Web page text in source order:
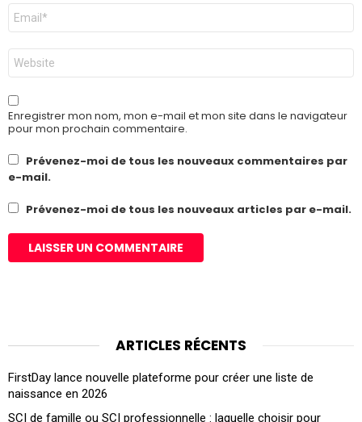
E-
mail
*
Site
web
Enregistrer mon nom, mon e-mail et mon site dans le navigateur
pour mon prochain commentaire.
Prévenez-moi de tous les nouveaux commentaires par
e-mail.
Prévenez-moi de tous les nouveaux articles par e-mail.
ARTICLES RÉCENTS
FirstDay lance nouvelle plateforme pour créer une liste de
naissance en 2026
SCI de famille ou SCI professionnelle : laquelle choisir pour